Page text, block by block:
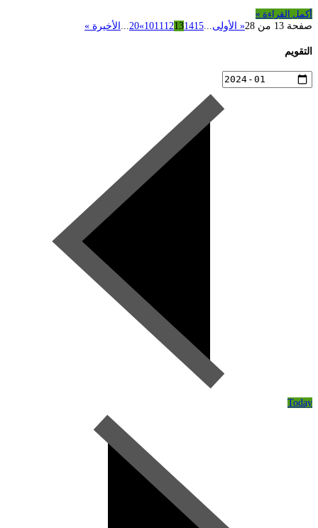
أكمل القراءة »
صفحة 13 من 28
« الأولى...
101112131415
»
20
... الأخيرة »
التقويم
Today